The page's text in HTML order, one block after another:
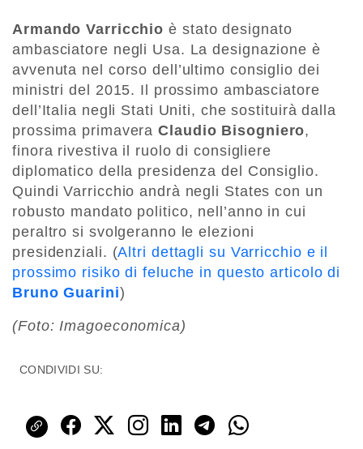
Armando Varricchio è stato designato
ambasciatore negli Usa. La designazione è
avvenuta nel corso dell’ultimo consiglio dei
ministri del 2015. Il prossimo ambasciatore
dell’Italia negli Stati Uniti, che sostituirà dalla
prossima primavera Claudio Bisogniero,
finora rivestiva il ruolo di consigliere
diplomatico della presidenza del Consiglio.
Quindi Varricchio andrà negli States con un
robusto mandato politico, nell’anno in cui
peraltro si svolgeranno le elezioni
presidenziali. (Altri dettagli su Varricchio e il
prossimo risiko di feluche in questo articolo di
Bruno Guarini)
(Foto: Imagoeconomica)
CONDIVIDI SU: